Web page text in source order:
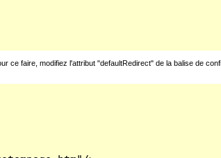
faire, modifiez l'attribut "defaultRedirect" de la balise de